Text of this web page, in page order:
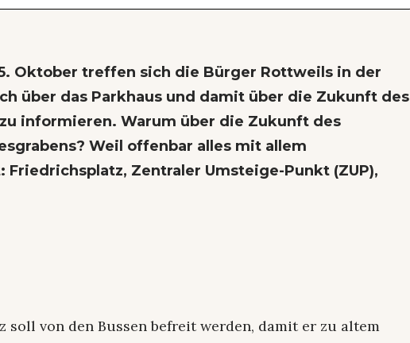
Oktober treffen sich die Bürger Rottweils in der
über das Parkhaus und damit über die Zukunft des
informieren. Warum über die Zukunft des
Weil offenbar alles mit allem
Friedrichsplatz, Zentraler Umsteige-Punkt (ZUP),
soll von den Bussen befreit werden, damit er zu altem